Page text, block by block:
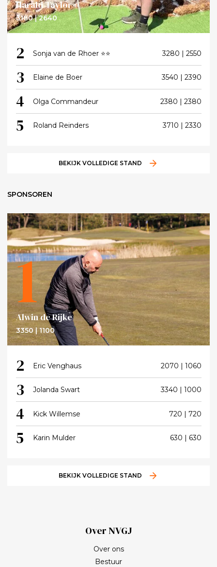
Harald Taylor ⭐
3180 | 2640
2 Sonja van de Rhoer ⭐⭐ 3280 | 2550
3 Elaine de Boer 3540 | 2390
4 Olga Commandeur 2380 | 2380
5 Roland Reinders 3710 | 2330
BEKIJK VOLLEDIGE STAND
SPONSOREN
1
Alwin de Rijke
3350 | 1100
2 Eric Venghaus 2070 | 1060
3 Jolanda Swart 3340 | 1000
4 Kick Willemse 720 | 720
5 Karin Mulder 630 | 630
BEKIJK VOLLEDIGE STAND
Over NVGJ
Over ons
Bestuur